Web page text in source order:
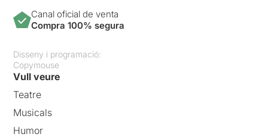
Canal oficial de venta
Compra 100% segura
Disseny i programació:
Copymouse
Vull veure
Teatre
Musicals
Humor